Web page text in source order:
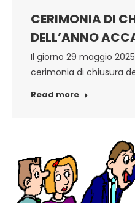
CERIMONIA DI
DELL’ANNO
Il giorno 29 maggio
cerimonia di chiusura
Read more